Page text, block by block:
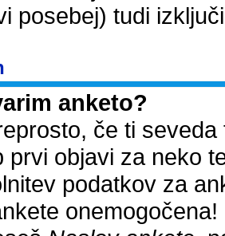
posebej) tudi
anketo?
če ti
prvi objavi za neko
podatkov za